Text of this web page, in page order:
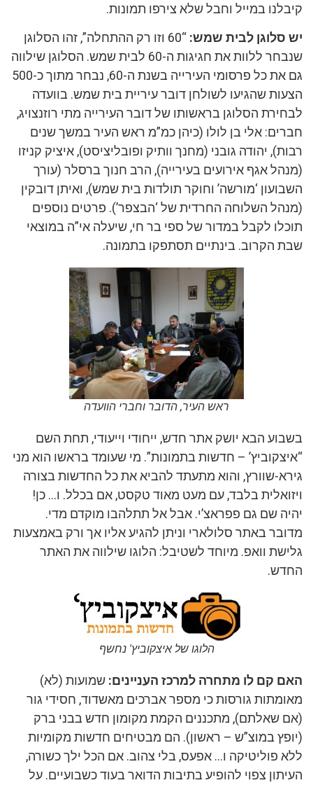
קיבלנו במייל וחבל שלא צירפו תמונות.
יש סלוגן לבית שמש:
“60 וזו רק ההתחלה”, זהו הסלוגן
שנבחר ללוות את חגיגות ה-60 לבית שמש. הסלוגן שילווה
גם את כל פרסומי העירייה בשנת ה-60, נבחר מתוך כ-500
הצעות שהגיעו לשולחן דובר עיריית בית שמש. בוועדה
לבחירת הסלוגן בראשותו של דובר העירייה מתי רוזנצויג,
חברים: אלי בן לולו (כיהן כמ”מ ראש העיר במשך שנים
רבות), יהודה גובני (מחנך וותיק ופובליציסט), איציק קניזו
(מנהל אגף אירועים בעירייה), הרב חנוך ברסלר (עורך
השבועון ‘מורשה’ וחוקר תולדות בית שמש), ואיתן דובקין
(מנהל השלוחה החרדית של ‘הבצפר’). פרטים נוספים
תוכלו לקבל במדור של ספי בר חי, שיעלה אי”ה במוצאי
שבת הקרוב. בינתיים תסתפקו בתמונה.
ראש העיר, הדובר וחברי הוועדה
בשבוע הבא יושק אתר חדש, ייחודי וייעודי, תחת השם
“איצקוביץ’ – חדשות בתמונות”. מי שעומד בראשו הוא מני
גירא-שוורץ, והוא מתעתד להביא את כל החדשות בצורה
ויזואלית בלבד, עם מעט מאוד טקסט, אם בכלל. ו… כן!
יהיה שם גם פפראצ’י. אבל אל תתלהבו מוקדם מדי.
מדובר באתר סלולארי וניתן להגיע אליו אך ורק באמצעות
גלישת וואפ. מיוחד לשטיבל: הלוגו שילווה את האתר
החדש.
הלוגו של איצקוביץ' נחשף
האם קם לו מתחרה למרכז העניינים: שמועות (לא)
מאומתות גורסות כי מספר אברכים מאשדוד, חסידי גור
(אם שאלתם), מתכננים הקמת מקומון חדש בבני ברק
(יופץ במוצ”ש – ראשון). הם מבטיחים חדשות מקומיות
ללא פוליטיקה ו… אפעס, בלי צהוב. אם הכל ילך כשורה,
העיתון צפוי להופיע בתיבות הדואר בעוד כשבועיים. על